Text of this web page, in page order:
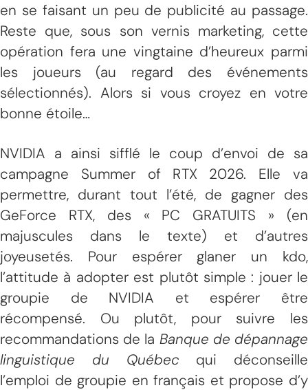
en se faisant un peu de publicité au passage.
Reste que, sous son vernis marketing, cette
opération fera une vingtaine d’heureux parmi
les joueurs (au regard des événements
sélectionnés). Alors si vous croyez en votre
bonne étoile…
NVIDIA a ainsi sifflé le coup d’envoi de sa
campagne Summer of RTX 2026. Elle va
permettre, durant tout l’été, de gagner des
GeForce RTX, des « PC GRATUITS » (en
majuscules dans le texte) et d’autres
joyeusetés. Pour espérer glaner un kdo,
l’attitude à adopter est plutôt simple : jouer le
groupie de NVIDIA et espérer être
récompensé. Ou plutôt, pour suivre les
recommandations de la Banque de dépannage
linguistique du Québec qui déconseille
l’emploi de groupie en français et propose d’y